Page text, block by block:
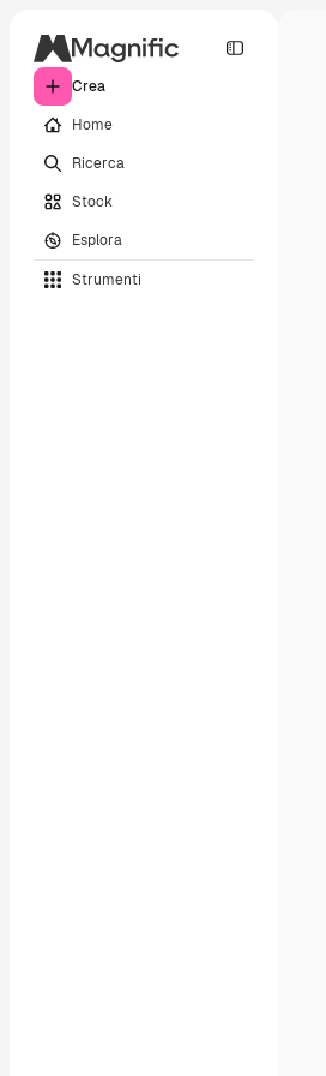
Crea
Home
Ricerca
Stock
Esplora
Strumenti